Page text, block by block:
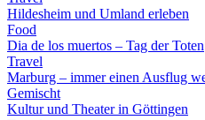
Hildesheim und Umland erleben
Food
Dia de los muertos – Tag der Toten
Travel
Marburg – immer einen Ausflug
Gemischt
Kultur und Theater in Göttingen